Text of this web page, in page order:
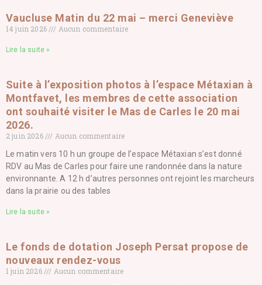
Vaucluse Matin du 22 mai – merci Geneviève
14 juin 2026 Aucun commentaire
Lire la suite »
Suite à l’exposition photos à l’espace Métaxian à
Montfavet, les membres de cette association
ont souhaité visiter le Mas de Carles le 20 mai
2026.
2 juin 2026
Aucun commentaire
Le matin vers 10 h un groupe de l’espace Métaxian s’est donné
RDV au Mas de Carles pour faire une randonnée dans la nature
environnante. A 12 h d’autres personnes ont rejoint les marcheurs
dans la prairie ou des tables
Lire la suite »
Le fonds de dotation Joseph Persat propose de
nouveaux rendez-vous
1 juin 2026
Aucun commentaire